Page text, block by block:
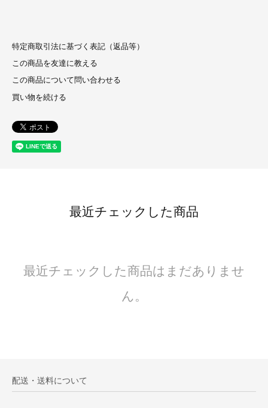
特定商取引法に基づく表記（返品等）
この商品を友達に教える
この商品について問い合わせる
買い物を続ける
最近チェックした商品
最近チェックした商品はまだありませ
ん。
配送・送料について